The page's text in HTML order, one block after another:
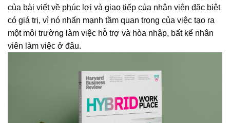
của bài viết về phúc lợi và giao tiếp của nhân viên đặc biệt
có giá trị, vì nó nhấn mạnh tầm quan trọng của việc tạo ra
một môi trường làm việc hỗ trợ và hòa nhập, bất kể nhân
viên làm việc ở đâu.